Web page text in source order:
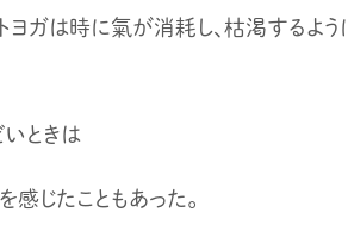
ガは時に氣が消耗し、枯渇するよう
ときは
じたこともあった。